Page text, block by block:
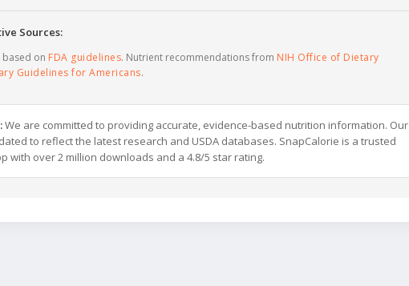
Sources:
based on FDA guidelines. Nutrient recommendations from NIH Office of Dietary
Guidelines for Americans.
We are committed to providing accurate, evidence-based nutrition information. Our
to reflect the latest research and USDA databases. SnapCalorie is a trusted
with over 2 million downloads and a 4.8/5 star rating.